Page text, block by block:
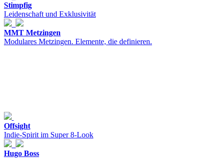
Stimpfig
Leidenschaft und Exklusivität
MMT Metzingen
Modulares Metzingen. Elemente, die definieren.
Offsight
Indie-Spirit im Super 8-Look
Hugo Boss